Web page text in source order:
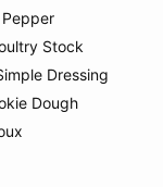
Stock
Dressing
Dough